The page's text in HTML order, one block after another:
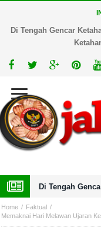
Di Tengah Gencar
Home
Faktual
Memaknai Hari Melawan Ujaran